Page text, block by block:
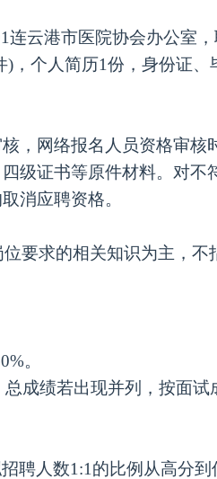
连云港市医院协会办公室
)，个人简历1份，身份证
， 网络报名人员资格审核
级证书等原件材料。对不
消应聘资格。
要求的相关知识为主，
。
成绩若出现并列，按面
聘人数1:1的比例从高分